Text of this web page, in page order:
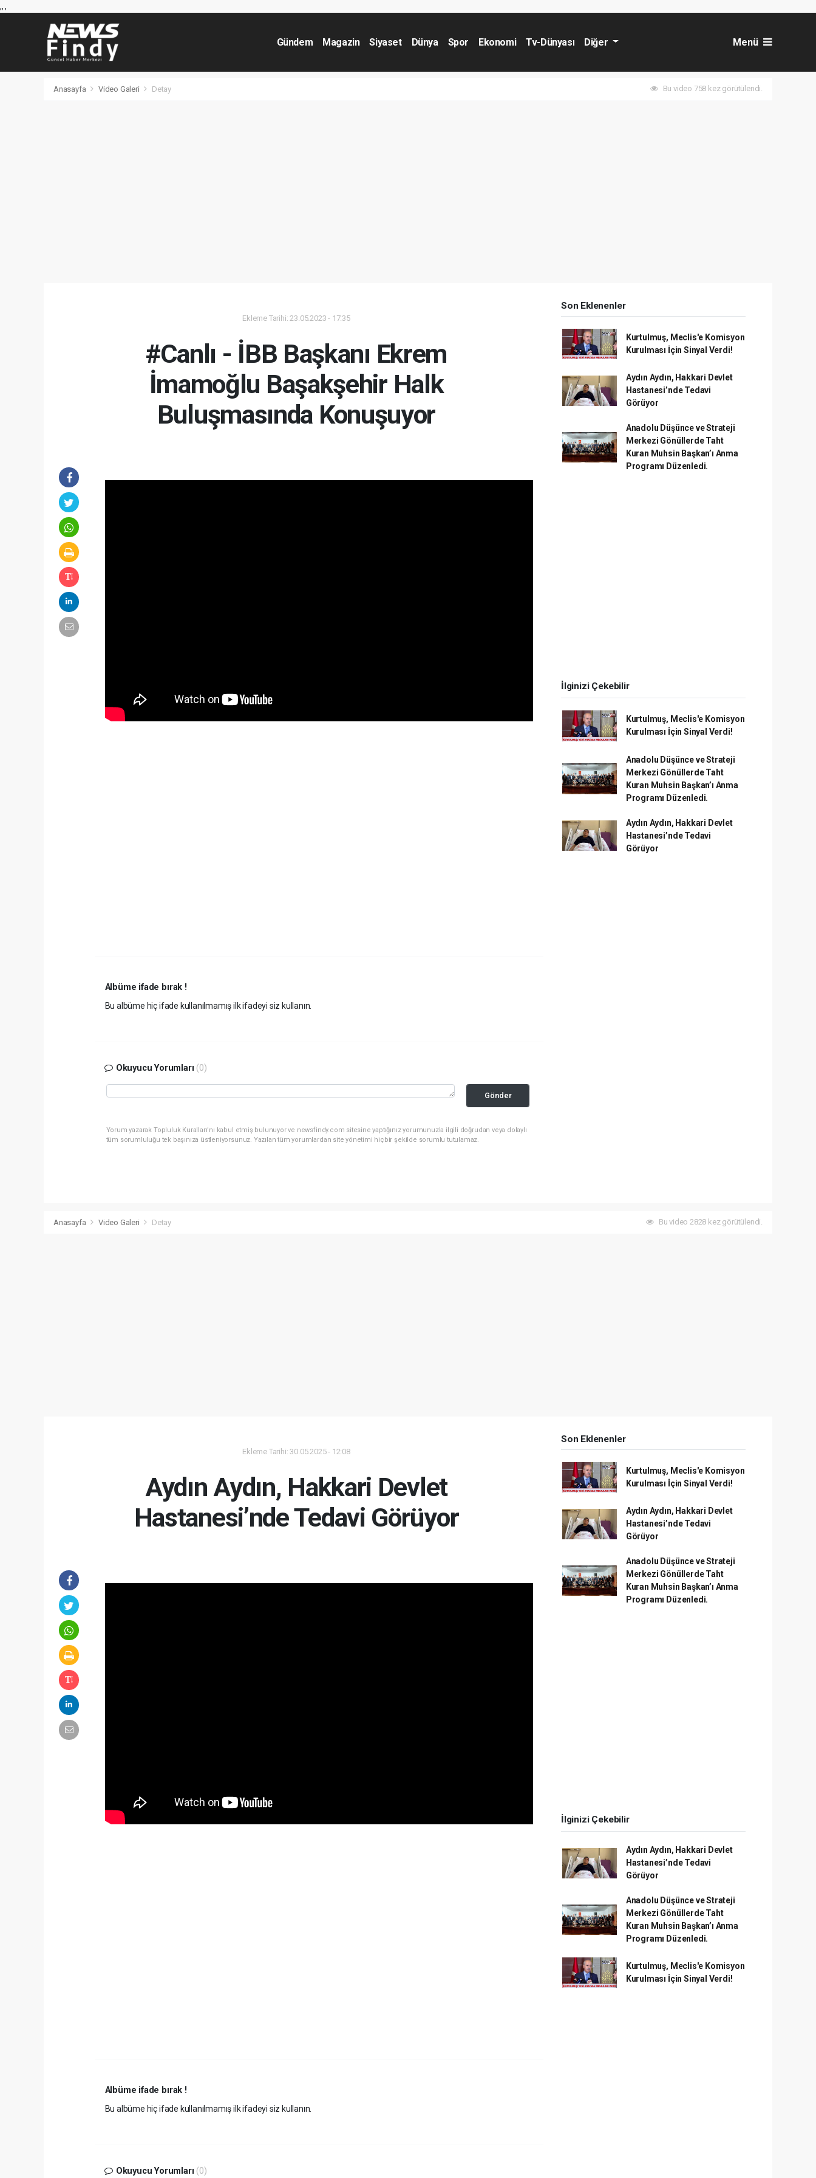
,,,
Gündem Magazin Siyaset Dünya Spor Ekonomi Tv-Dünyası Diğer Menü
Anasayfa Video Galeri Detay Bu video 758 kez görütülendi.
Ekleme Tarihi: 23.05.2023 - 17:35
#Canlı - İBB Başkanı Ekrem
İmamoğlu Başakşehir Halk
Buluşmasında Konuşuyor
Albüme ifade bırak !
Bu albüme hiç ifade kullanılmamış ilk ifadeyi siz kullanın.
Okuyucu Yorumları (0)
Gönder
Yorum yazarak Topluluk Kuralları’nı kabul etmiş bulunuyor ve newsfindy.com sitesine yaptığınız yorumunuzla ilgili doğrudan veya dolaylı
tüm sorumluluğu tek başınıza üstleniyorsunuz. Yazılan tüm yorumlardan site yönetimi hiçbir şekilde sorumlu tutulamaz.
Son Eklenenler
Kurtulmuş, Meclis'e Komisyon
Kurulması İçin Sinyal Verdi!
Aydın Aydın, Hakkari Devlet
Hastanesi’nde Tedavi
Görüyor
Anadolu Düşünce ve Strateji
Merkezi Gönüllerde Taht
Kuran Muhsin Başkan’ı Anma
Programı Düzenledi.
İlginizi Çekebilir
Kurtulmuş, Meclis'e Komisyon
Kurulması İçin Sinyal Verdi!
Anadolu Düşünce ve Strateji
Merkezi Gönüllerde Taht
Kuran Muhsin Başkan’ı Anma
Programı Düzenledi.
Aydın Aydın, Hakkari Devlet
Hastanesi’nde Tedavi
Görüyor
Anasayfa Video Galeri Detay Bu video 2828 kez görütülendi.
Ekleme Tarihi: 30.05.2025 - 12:08
Aydın Aydın, Hakkari Devlet
Hastanesi’nde Tedavi Görüyor
Albüme ifade bırak !
Bu albüme hiç ifade kullanılmamış ilk ifadeyi siz kullanın.
Okuyucu Yorumları (0)
Son Eklenenler
Kurtulmuş, Meclis'e Komisyon
Kurulması İçin Sinyal Verdi!
Aydın Aydın, Hakkari Devlet
Hastanesi’nde Tedavi
Görüyor
Anadolu Düşünce ve Strateji
Merkezi Gönüllerde Taht
Kuran Muhsin Başkan’ı Anma
Programı Düzenledi.
İlginizi Çekebilir
Aydın Aydın, Hakkari Devlet
Hastanesi’nde Tedavi
Görüyor
Anadolu Düşünce ve Strateji
Merkezi Gönüllerde Taht
Kuran Muhsin Başkan’ı Anma
Programı Düzenledi.
Kurtulmuş, Meclis'e Komisyon
Kurulması İçin Sinyal Verdi!